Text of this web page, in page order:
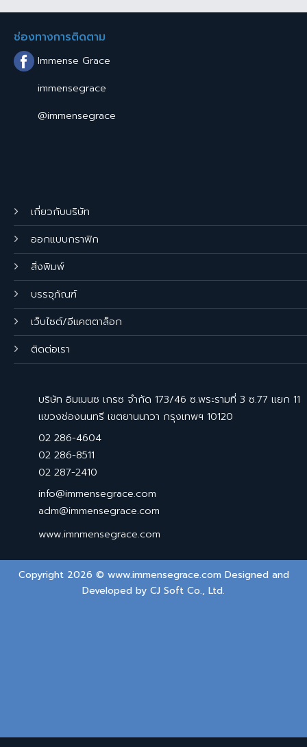
เกี่ยวกับบริษัท
ออกแบบกราฟิก
สิ่งพิมพ์
บรรจุภัณฑ์
เว็บไซต์/อีแคตตาล็อก
ติดต่อเรา
บริษัท อิมเมนซ เกรซ จำกัด 173/46 ซ.พระรามที่ 3 ซ.77 แยก 11
แขวงช่องนนทรี เขตยานนาวา กรุงเทพฯ 10120
02 286-4604
02 286-8511
02 287-2410
info@immensegrace.com
adm@immensegrace.com
www.imnmensegrace.com
ช่องทางการติดตาม
Immense Grace
immensegrace
@immensegrace
Copyright 2026 © www.immensegrace.com Designed and
Developed by CJ Soft Co., Ltd.